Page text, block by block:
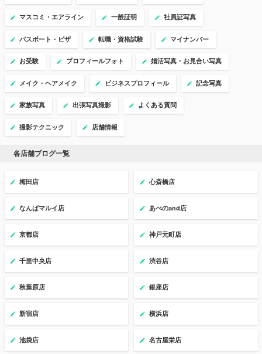
マスコミ・エアライン 一般証明 社員証写真
パスポート・ビザ 転職・資格試験 マイナンバー
お受験 プロフィールフォト 婚活写真・お見合い写真
メイク・ヘアメイク ビジネスプロフィール 記念写真
家族写真 出張写真撮影 よくある質問
撮影テクニック 店舗情報
各店舗ブログ一覧
梅田店 心斎橋店
なんばマルイ店 あべのand店
京都店 神戸元町店
千里中央店 渋谷店
秋葉原店 銀座店
新宿店 横浜店
池袋店 名古屋栄店